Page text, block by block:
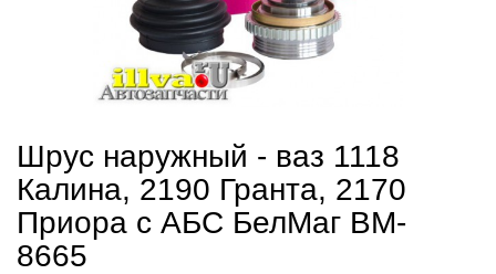
Шрус наружный - ваз 1118
Калина, 2190 Гранта, 2170
Приора с АБС БелМаг BM-
8665